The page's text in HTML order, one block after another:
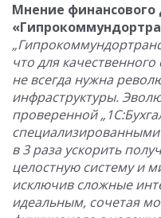
Мнение
что для
не всегда нужна
инфраструктуры.
проверенной
в 3 раза ускорить
целостную систему и
исключив сложные
идеальным, сочетая